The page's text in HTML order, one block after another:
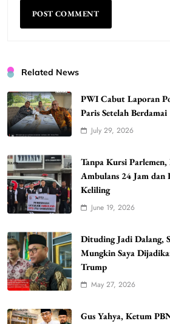
Related News
PWI Cabut Laporan
Paris Setelah Berdamai
July 29, 2026
Tanpa Kursi Parlemen,
Ambulans 24 Jam dan
Keliling
June 19, 2026
Dituding Jadi Dalang,
Mungkin Saya
Trump
May 27, 2026
Gus Yahya, Ketum